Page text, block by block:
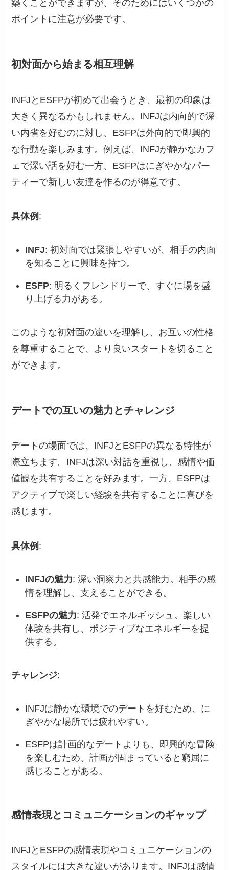
築くことができますが、そのためにはいくつかの
ポイントに注意が必要です。
初対面から始まる相互理解
INFJとESFPが初めて出会うとき、最初の印象は
大きく異なるかもしれません。INFJは内向的で深
い内省を好むのに対し、ESFPは外向的で即興的
な行動を楽しみます。例えば、INFJが静かなカフ
ェで深い話を好む一方、ESFPはにぎやかなパー
ティーで新しい友達を作るのが得意です。
具体例 :
INFJ: 初対面では緊張しやすいが、相手の内面
を知ることに興味を持つ。
ESFP: 明るくフレンドリーで、すぐに場を盛
り上げる力がある。
このような初対面の違いを理解し、お互いの性格
を尊重することで、より良いスタートを切ること
ができます。
デートでの互いの魅力とチャレンジ
デートの場面では、INFJとESFPの異なる特性が
際立ちます。INFJは深い対話を重視し、感情や価
値観を共有することを好みます。一方、ESFPは
アクティブで楽しい経験を共有することに喜びを
感じます。
具体例 :
INFJの魅力: 深い洞察力と共感能力。相手の感
情を理解し、支えることができる。
ESFPの魅力: 活発でエネルギッシュ。楽しい
体験を共有し、ポジティブなエネルギーを提
供する。
チャレンジ:
INFJは静かな環境でのデートを好むため、に
ぎやかな場所では疲れやすい。
ESFPは計画的なデートよりも、即興的な冒険
を楽しむため、計画が固まっていると窮屈に
感じることがある。
感情表現とコミュニケーションのギャップ
INFJとESFPの感情表現やコミュニケーションの
スタイルには大きな違いがあります。INFJは感情